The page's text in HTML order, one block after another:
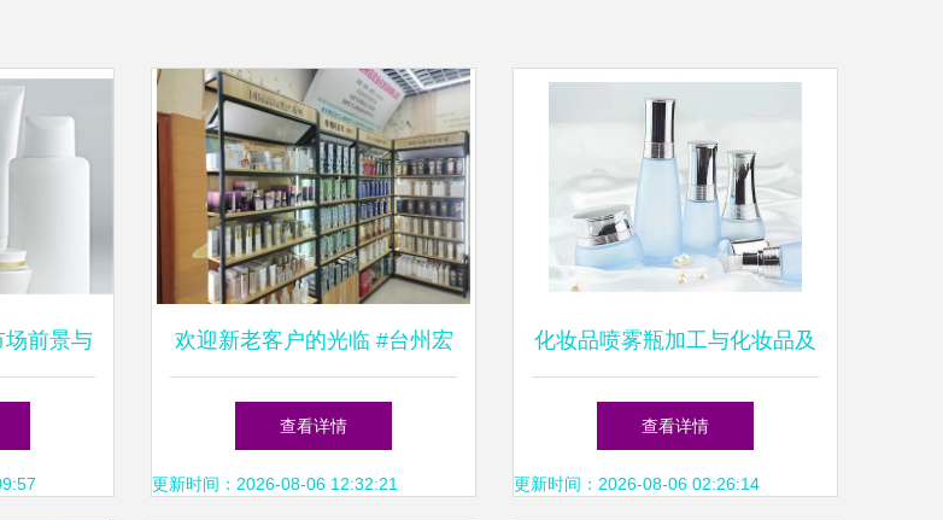
场前景与 欢迎新老客户的光临 #台州宏
业院线精品化妆品公司国内千
查看详情
更新时间：2026-08-06 12:32:21
化妆品喷雾瓶加工与化妆品及
卫生用品批发的协同发展
查看详情
更新时间：2026-08-06 02:26:14